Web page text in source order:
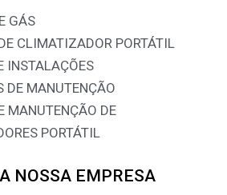
GÁS
CLIMATIZADOR PORTÁTIL
INSTALAÇÕES
DE MANUTENÇÃO
MANUTENÇÃO DE
PORTÁTIL
NOSSA EMPRESA